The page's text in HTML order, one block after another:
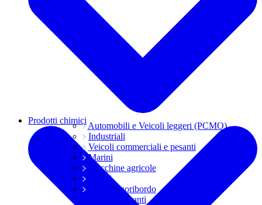
Automobili e Veicoli leggeri (PCMO)
Industriali
Veicoli commerciali e pesanti
Marini
Macchine agricole
Grassi
Moto e fuoribordo
Tutti i lubrificanti
Prodotti chimici